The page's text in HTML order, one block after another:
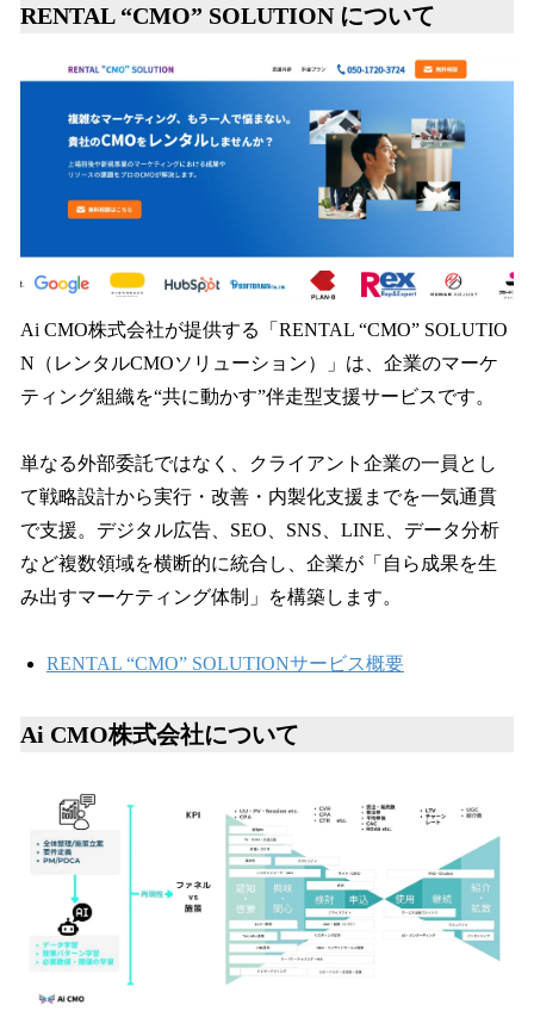
RENTAL “CMO” SOLUTION について
Ai CMO株式会社が提供する「RENTAL “CMO” SOLUTIO
N（レンタルCMOソリューション）」は、企業のマーケ
ティング組織を“共に動かす”伴走型支援サービスです。
単なる外部委託ではなく、クライアント企業の一員とし
て戦略設計から実行・改善・内製化支援までを一気通貫
で支援。デジタル広告、SEO、SNS、LINE、データ分析
など複数領域を横断的に統合し、企業が「自ら成果を生
み出すマーケティング体制」を構築します。
RENTAL “CMO” SOLUTIONサービス概要
Ai CMO株式会社について